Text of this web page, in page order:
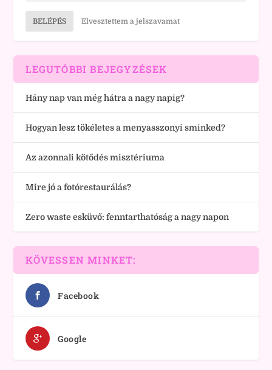
BELÉPÉS Elvesztettem a jelszavamat
LEGUTÓBBI BEJEGYZÉSEK
Hány nap van még hátra a nagy napig?
Hogyan lesz tökéletes a menyasszonyi sminked?
Az azonnali kötődés misztériuma
Mire jó a fotórestaurálás?
Zero waste esküvő: fenntarthatóság a nagy napon
KÖVESSEN MINKET:
Facebook
Google